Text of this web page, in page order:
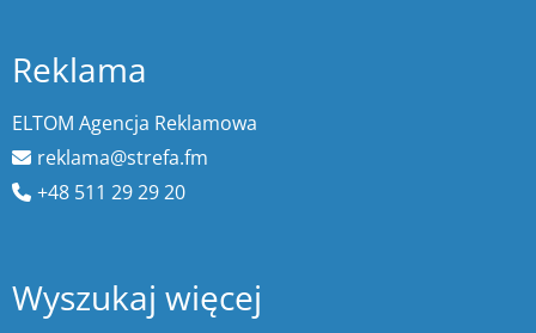
Reklama
ELTOM Agencja Reklamowa
reklama@strefa.fm
+48 511 29 29 20
Wyszukaj więcej